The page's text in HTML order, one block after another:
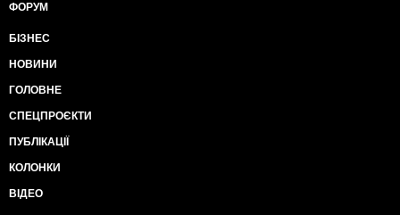
ФОРУМ
БІЗНЕС
НОВИНИ
ГОЛОВНЕ
СПЕЦПРОЄКТИ
ПУБЛІКАЦІЇ
КОЛОНКИ
ВІДЕО